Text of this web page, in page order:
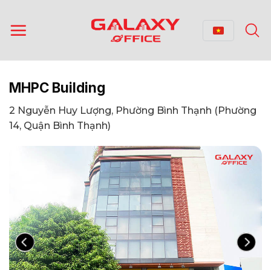
qua
nội
MHPC Building
2 Nguyễn Huy Lượng, Phường Bình Thạnh (Phường
14, Quận Bình Thạnh)